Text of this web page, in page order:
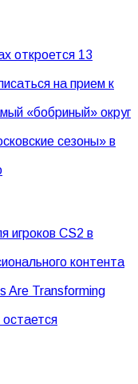
откроется 13
на прием к
«бобриный» округ
сезоны» в
игроков CS2 в
контента
Are Transforming